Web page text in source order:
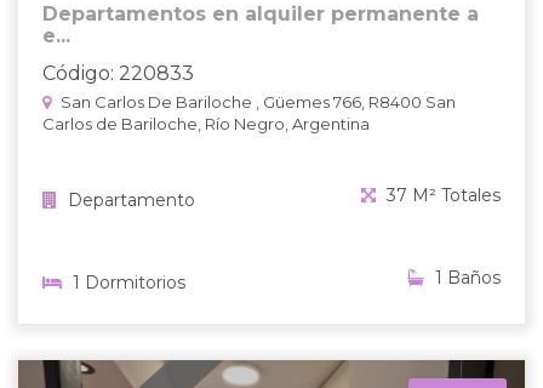
Departamentos en alquiler permanente a
e...
Código: 220833
San Carlos De Bariloche , Güemes 766, R8400 San
Carlos de Bariloche, Río Negro, Argentina
Departamento 37 M² Totales
1 Dormitorios 1 Baños